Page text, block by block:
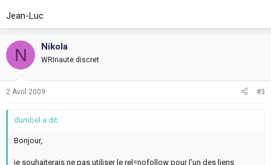
Jean-Luc
N Nikola
WRInaute discret
2 Avril 2009 #3
dumbel a dit:
Bonjour,
je souhaiterais ne pas utiliser le rel=nofollow pour l'un des liens